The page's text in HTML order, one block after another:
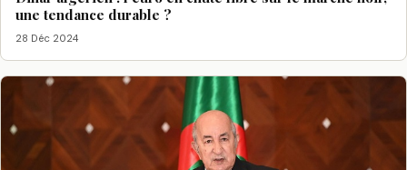
une tendance durable ?
28 Déc 2024